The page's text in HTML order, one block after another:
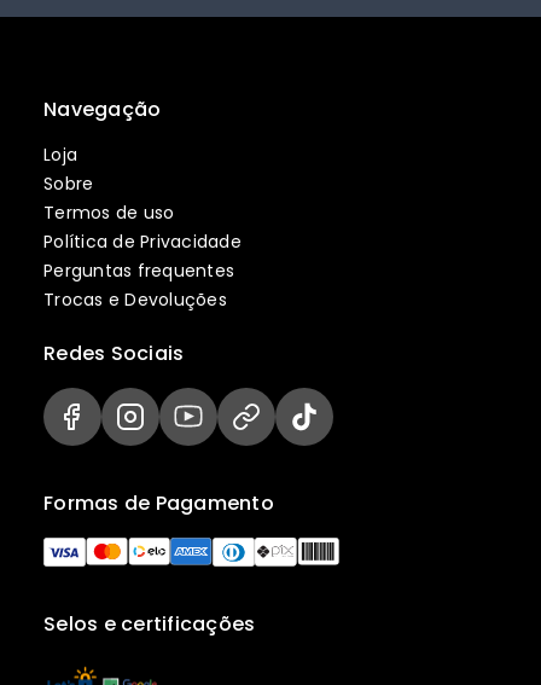
Navegação
Loja
Sobre
Termos de uso
Política de Privacidade
Perguntas frequentes
Trocas e Devoluções
Selos e certificações
Formas de Pagamento
Redes Sociais